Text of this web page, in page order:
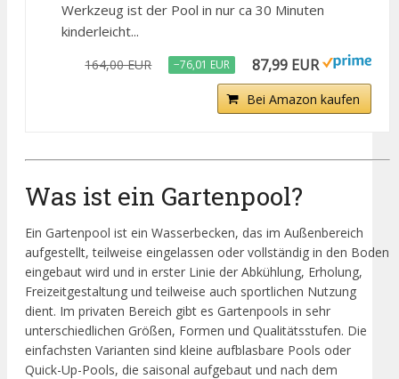
Werkzeug ist der Pool in nur ca 30 Minuten
kinderleicht...
164,00 EUR −76,01 EUR 87,99 EUR
Bei Amazon kaufen
Was ist ein Gartenpool?
Ein Gartenpool ist ein Wasserbecken, das im Außenbereich
aufgestellt, teilweise eingelassen oder vollständig in den Boden
eingebaut wird und in erster Linie der Abkühlung, Erholung,
Freizeitgestaltung und teilweise auch sportlichen Nutzung
dient. Im privaten Bereich gibt es Gartenpools in sehr
unterschiedlichen Größen, Formen und Qualitätsstufen. Die
einfachsten Varianten sind kleine aufblasbare Pools oder
Quick-Up-Pools, die saisonal aufgebaut und nach dem